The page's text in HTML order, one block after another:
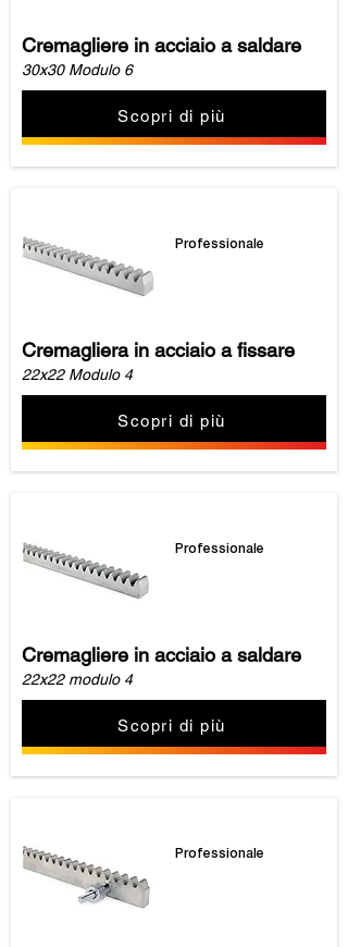
Cremagliere in acciaio a saldare
30x30 Modulo 6
Scopri di più
Professionale
Cremagliera in acciaio a fissare
22x22 Modulo 4
Scopri di più
Professionale
Cremagliere in acciaio a saldare
22x22 modulo 4
Scopri di più
Professionale